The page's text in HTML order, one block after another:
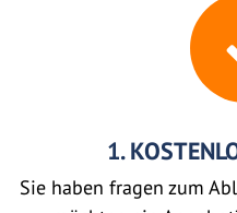
1.
Sie haben fragen zum